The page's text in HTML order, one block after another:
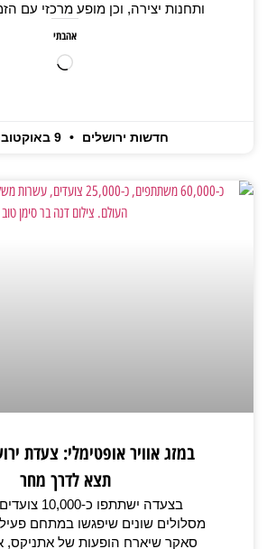
ותחנות יצירה, וכן מופע מרכזי עם
אהבתי
חדשות ירושלים
תצא לדרך מחר
בצעדה ישתתפו
מסלולים שונים שיפגשו במתחם
סאקר שיארח הופעות של אתניקס,